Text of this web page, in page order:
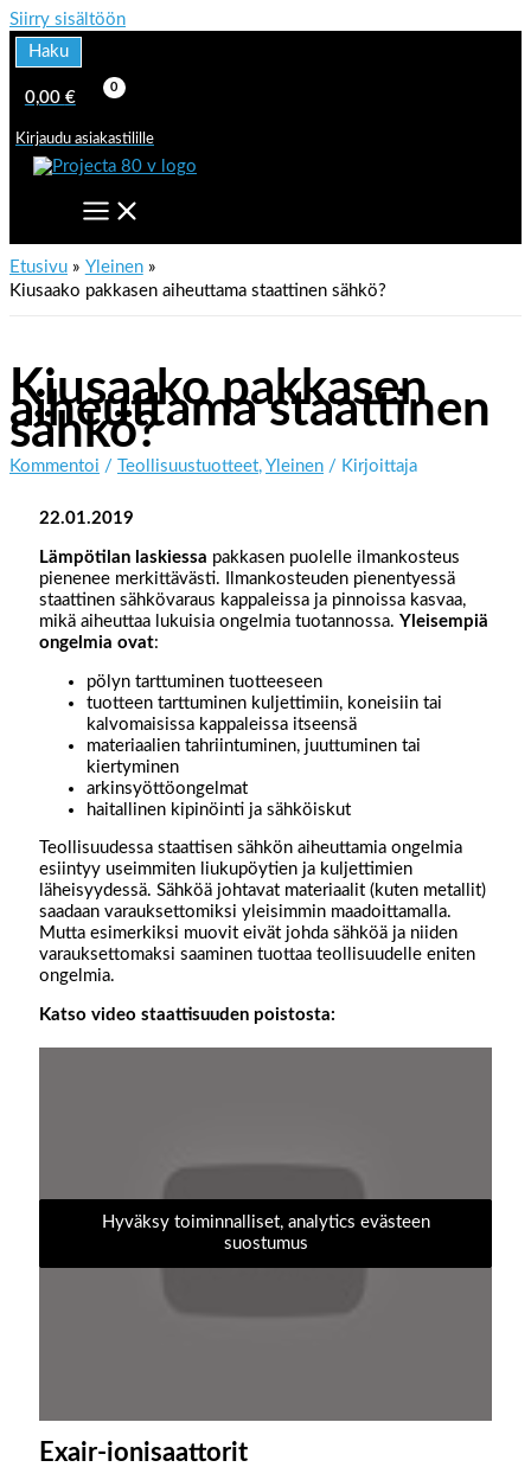
Siirry sisältöön
Haku
0,00 €
Kirjaudu asiakastilille
Etusivu
Yleinen
Kiusaako pakkasen aiheuttama staattinen sähkö?
Kiusaako pakkasen
aiheuttama staattinen
sähkö?
Kommentoi / Teollisuustuotteet, Yleinen / Kirjoittaja
22.01.2019
Lämpötilan laskiessa pakkasen puolelle ilmankosteus
pienenee merkittävästi. Ilmankosteuden pienentyessä
staattinen sähkövaraus kappaleissa ja pinnoissa kasvaa,
mikä aiheuttaa lukuisia ongelmia tuotannossa. Yleisempiä
ongelmia ovat:
pölyn tarttuminen tuotteeseen
tuotteen tarttuminen kuljettimiin, koneisiin tai
kalvomaisissa kappaleissa itseensä
materiaalien tahriintuminen, juuttuminen tai
kiertyminen
arkinsyöttöongelmat
haitallinen kipinöinti ja sähköiskut
Teollisuudessa staattisen sähkön aiheuttamia ongelmia
esiintyy useimmiten liukupöytien ja kuljettimien
läheisyydessä. Sähköä johtavat materiaalit (kuten metallit)
saadaan varauksettomiksi yleisimmin maadoittamalla.
Mutta esimerkiksi muovit eivät johda sähköä ja niiden
varauksettomaksi saaminen tuottaa teollisuudelle eniten
ongelmia.
Katso video staattisuuden poistosta:
Hyväksy toiminnalliset, analytics evästeen
suostumus
Exair-ionisaattorit